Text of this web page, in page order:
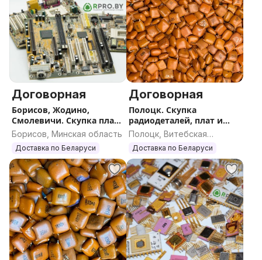
Договорная
Борисов, Жодино,
Смолевичи. Скупка плат
по всей Беларуси
Борисов, Минская область
Доставка по Беларуси
Договорная
Полоцк. Скупка
радиодеталей, плат и
катализаторов по всей
Полоцк, Витебская
область
Доставка по Беларуси